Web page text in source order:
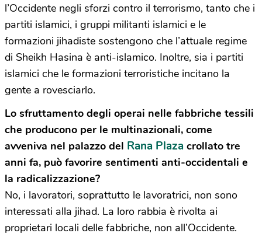
l’Occidente negli sforzi contro il terrorismo, tanto che i
partiti islamici, i gruppi militanti islamici e le
formazioni jihadiste sostengono che l’attuale regime
di Sheikh Hasina è anti-islamico. Inoltre, sia i partiti
islamici che le formazioni terroristiche incitano la
gente a rovesciarlo.
Lo sfruttamento degli operai nelle fabbriche tessili
che producono per le multinazionali, come
avveniva nel palazzo del Rana Plaza crollato tre
anni fa, può favorire sentimenti anti-occidentali e
la radicalizzazione?
No, i lavoratori, soprattutto le lavoratrici, non sono
interessati alla jihad. La loro rabbia è rivolta ai
proprietari locali delle fabbriche, non all’Occidente.